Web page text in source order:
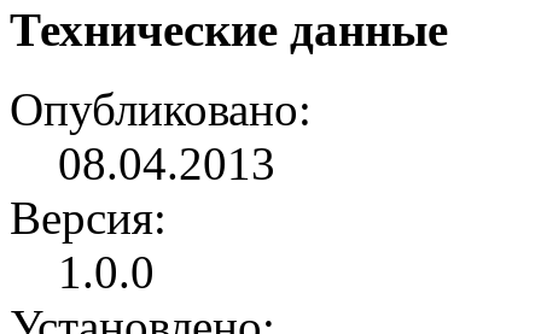
Технические данные
Опубликовано:
08.04.2013
Версия:
1.0.0